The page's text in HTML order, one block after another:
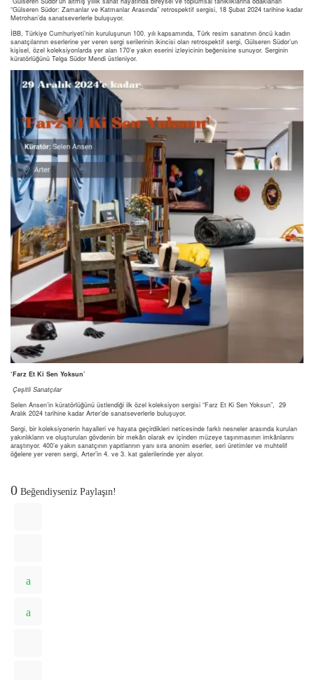
“Gülseren Südor: Zamanlar ve Katmanlar Arasında” retrospektif sergisi, 18 Şubat 2024 tarihine kadar
Metrohan’da sanatseverlerle buluşuyor.
İBB, Türkiye Cumhuriyeti’nin kuruluşunun 100. yılı kapsamında, Türk resim sanatının öncü kadın
sanatçılarının eserlerine yer veren sergi serilerinin ikincisi olan retrospektif sergi, Gülseren Südor’un
kişisel, özel koleksiyonlarda yer alan 170’e yakın eserini izleyicinin beğenisine sunuyor. Serginin
küratörlüğünü Telga Südor Mendi üstleniyor.
‘Farz Et Ki Sen Yoksun’
Çeşitli Sanatçılar
Selen Ansen’in küratörlüğünü üstlendiği ilk özel koleksiyon sergisi “Farz Et Ki Sen Yoksun”, 29
Aralık 2024 tarihine kadar Arter’de sanatseverlerle buluşuyor.
Sergi, bir koleksiyonerin hayalleri ve hayata geçirdikleri neticesinde farklı nesneler arasında kurulan
yakınlıkların ve oluşturulan gövdenin bir mekân olarak ev içinden müzeye taşınmasının imkânlarını
araştırıyor. 400’e yakın sanatçının yapıtlarının yanı sıra anonim eserler, seri üretimler ve muhtelif
öğelere yer veren sergi, Arter’in 4. ve 3. kat galerilerinde yer alıyor.
0 Beğendiyseniz Paylaşın!